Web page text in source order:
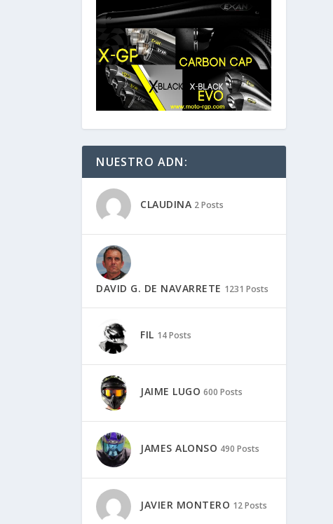
NUESTRO ADN:
CLAUDINA 2 Posts
DAVID G. DE NAVARRETE 1231 Posts
FIL 14 Posts
JAIME LUGO 600 Posts
JAMES ALONSO 490 Posts
JAVIER MONTERO 12 Posts